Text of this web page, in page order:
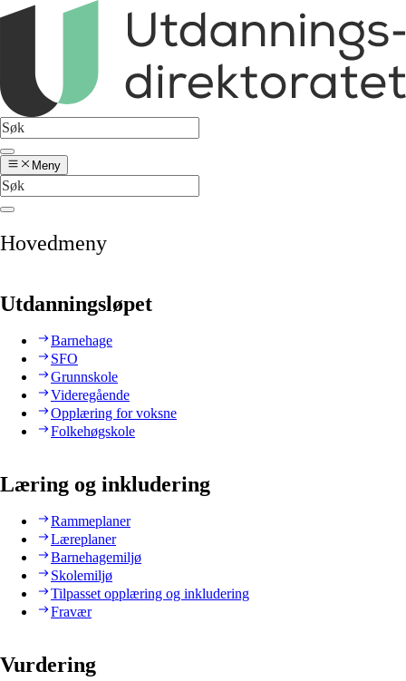
Meny
Hovedmeny
Utdanningsløpet
Barnehage
SFO
Grunnskole
Videregående
Opplæring for voksne
Folkehøgskole
Læring og inkludering
Rammeplaner
Læreplaner
Barnehagemiljø
Skolemiljø
Tilpasset opplæring og inkludering
Fravær
Vurdering